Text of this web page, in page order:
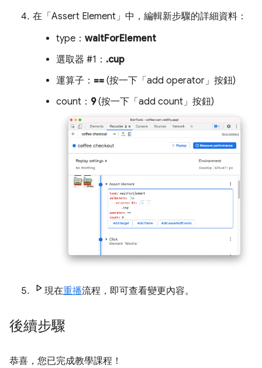
在「Assert Element」 中，編輯新步驟的詳細資料：
type： waitForElement
選取器 #1： .cup
運算子： == (按一下「add operator」 按鈕)
count： 9(按一下「add count」 按鈕)
現在重播流程，即可查看變更內容。
後續步驟
恭喜，您已完成教學課程！